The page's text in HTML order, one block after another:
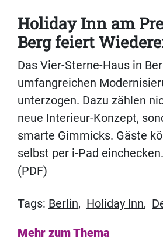
Holiday Inn am
Berg feiert
Das Vier-Sterne-Haus in
umfangreichen
unterzogen. Dazu zählen
neue Interieur-Konzept,
smarte Gimmicks. Gäste
selbst per i-Pad einchecken.
(PDF)
Tags: Berlin, Holiday Inn,
Mehr zum Thema